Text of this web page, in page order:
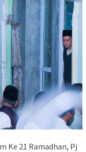
Ke 21 Ramadhan, Pj